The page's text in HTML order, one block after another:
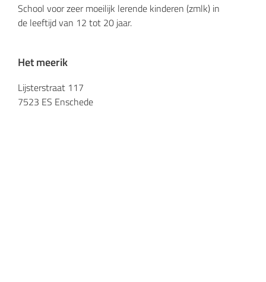
School voor zeer moeilijk lerende kinderen (zmlk) in
de leeftijd van 12 tot 20 jaar.
Het meerik
Lijsterstraat 117
7523 ES Enschede